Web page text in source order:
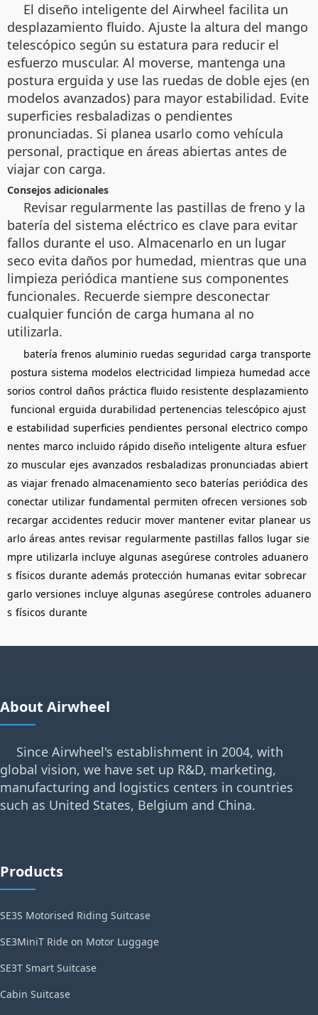
El diseño inteligente del Airwheel facilita un
desplazamiento fluido. Ajuste la altura del mango
telescópico según su estatura para reducir el
esfuerzo muscular. Al moverse, mantenga una
postura erguida y use las ruedas de doble ejes (en
modelos avanzados) para mayor estabilidad. Evite
superficies resbaladizas o pendientes
pronunciadas. Si planea usarlo como vehícula
personal, practique en áreas abiertas antes de
viajar con carga.
Consejos adicionales
Revisar regularmente las pastillas de freno y la
batería del sistema eléctrico es clave para evitar
fallos durante el uso. Almacenarlo en un lugar
seco evita daños por humedad, mientras que una
limpieza periódica mantiene sus componentes
funcionales. Recuerde siempre desconectar
cualquier función de carga humana al no
utilizarla.
batería frenos aluminio ruedas seguridad carga transporte
postura sistema modelos electricidad limpieza humedad acce
sorios control daños práctica fluido resistente desplazamiento
funcional erguida durabilidad pertenencias telescópico ajust
e estabilidad superficies pendientes personal electrico compo
nentes marco incluido rápido diseño inteligente altura esfuer
zo muscular ejes avanzados resbaladizas pronunciadas abiert
as viajar frenado almacenamiento seco baterías periódica des
conectar utilizar fundamental permiten ofrecen versiones sob
recargar accidentes reducir mover mantener evitar planear us
arlo áreas antes revisar regularmente pastillas fallos lugar sie
mpre utilizarla incluye algunas asegúrese controles aduanero
s físicos durante además protección humanas evitar sobrecar
garlo versiones incluye algunas asegúrese controles aduanero
s físicos durante
About Airwheel
Since Airwheel's establishment in 2004, with
global vision, we have set up R&D, marketing,
manufacturing and logistics centers in countries
such as United States, Belgium and China.
Products
SE3S Motorised Riding Suitcase
SE3MiniT Ride on Motor Luggage
SE3T Smart Suitcase
Cabin Suitcase